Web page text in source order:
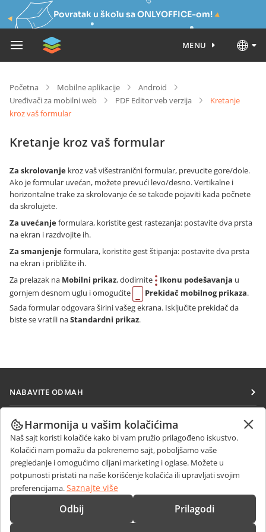
Povratak u školu sa ONLYOFFICE-om!
MENU
Početna Mobilne aplikacije
Android
Uređivači za mobilni web
PDF Editor veb verzija
Kretanje
kroz vaš formular
Kretanje kroz vaš formular
Za skrolovanje kroz vaš višestranični formular, prevucite gore/dole.
Ako je formular uvećan, možete prevući levo/desno. Vertikalne i
horizontalne trake za skrolovanje će se takođe pojaviti kada počnete
da skrolujete.
Za uvećanjeformulara, koristite gest rastezanja: postavite dva prsta
na ekran i razdvojite ih.
Za smanjenjeformulara, koristite gest štipanja: postavite dva prsta
na ekran i približite ih.
Za prelazak na Mobilni prikaz, dodirnite Ikonu podešavanja u
gornjem desnom uglu i omogućite
Prekidač mobilnog prikaza.
Sada formular odgovara širini vašeg ekrana. Isključite prekidač da
biste se vratili naStandardni prikaz.
NABAVITE ODMAH
Docs
DocSpace
Workspace
Konektori
Desktop aplikacije
Mobilne aplikacije
SARAĐUJTE
Za doprinosioce
Za prevodioce
Za influensere
Slobodna radna mesta
PRIMAJTE VESTI
Blog
DOBIJTE POMOĆ
Forum
KONTAKTIRAJTE NAS
Pitanja o prodaji
sales@onlyoffice.com
Harmonija u vašim kolačićima
Naš sajt koristi kolačiće kako bi vam pružio prilagođeno iskustvo.
Kolačići nam pomažu da pokrenemo sajt, poboljšamo vaše
pregledanje i omogućimo ciljani marketing i oglase. Možete u
potpunosti pristati na naše korišćenje kolačića ili upravljati svojim
preferencijama.Saznajte više
Odbij Prilagodi